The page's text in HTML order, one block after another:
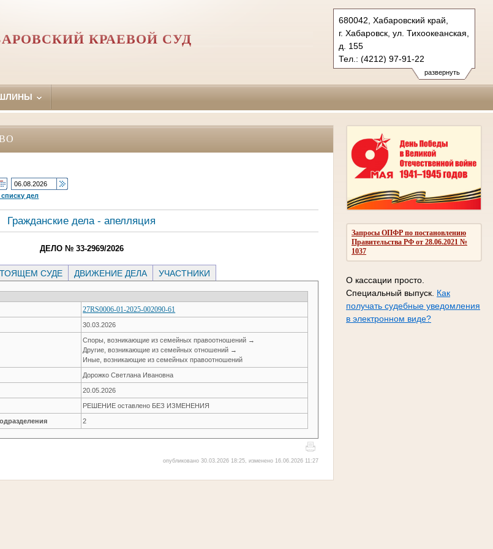
развернуть
680042, Хабаровский край,
г. Хабаровск, ул. Тихоокеанская,
д. 155
Тел.: (4212) 97-91-22
kraevoy.hbr@sudrf.ru
КРАЕВОЙ СУД
Запросы ОПФР по постановлению
Правительства РФ от 28.06.2021 №
1037
О кассации просто.
Специальный выпуск. Как
получать судебные уведомления
в электронном виде?
дел
Гражданские дела - апелляция
ДЕЛО № 33-2969/2026
СУДЕ ДВИЖЕНИЕ ДЕЛА УЧАСТНИКИ
27RS0006-01-2025-002090-61
30.03.2026
Споры, возникающие из семейных правоотношений →
Другие, возникающие из семейных отношений →
Иные, возникающие из семейных правоотношений
Дорожко Светлана Ивановна
20.05.2026
РЕШЕНИЕ оставлено БЕЗ ИЗМЕНЕНИЯ
2
опубликовано 30.03.2026 18:25, изменено 16.06.2026 11:27